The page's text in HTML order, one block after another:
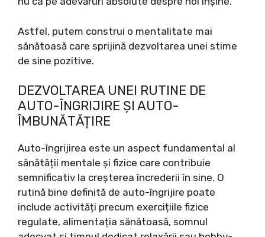
Astfel, putem construi o mentalitate mai
sănătoasă care sprijină dezvoltarea unei stime
de sine pozitive.
DEZVOLTAREA UNEI RUTINE DE
AUTO-ÎNGRIJIRE ȘI AUTO-
ÎMBUNĂTĂȚIRE
Auto-îngrijirea este un aspect fundamental al
sănătății mentale și fizice care contribuie
semnificativ la creșterea încrederii în sine. O
rutină bine definită de auto-îngrijire poate
include activități precum exercițiile fizice
regulate, alimentația sănătoasă, somnul